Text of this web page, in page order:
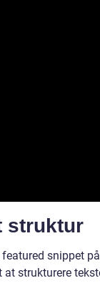
struktur
snippet
at strukturere